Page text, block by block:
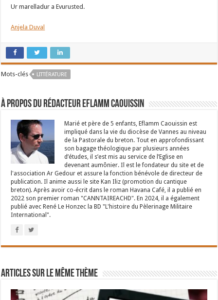
Ur marelladur a Evurusted.
Anjela Duval
Mots-clés LITTÉRATURE
À propos du rédacteur Eflamm Caouissin
Marié et père de 5 enfants, Eflamm Caouissin est
impliqué dans la vie du diocèse de Vannes au niveau
de la Pastorale du breton. Tout en approfondissant
son bagage théologique par plusieurs années
d’études, il s’est mis au service de l’Eglise en
devenant aumônier. Il est le fondateur du site et de
l'association Ar Gedour et assure la fonction bénévole de directeur de
publication. Il anime aussi le site Kan Iliz (promotion du cantique
breton). Après avoir co-écrit dans le roman Havana Café, il a publié en
2022 son premier roman "CANNTAIREACHD". En 2024, il a également
publié avec René Le Honzec la BD "L'histoire du Pèlerinage Militaire
International".
Articles sur le même thème